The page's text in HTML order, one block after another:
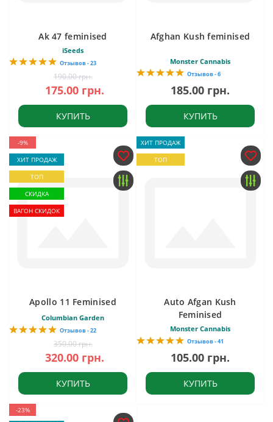
Ak 47 feminised
iSeeds
Отзывов - 23
190.00 грн.
175.00 грн.
КУПИТЬ
Afghan Kush feminised
Monster Cannabis
Отзывов - 6
185.00 грн.
КУПИТЬ
-9%
ХИТ ПРОДАЖ
ТОП
СКИДКА
ВАГОН СКИДОК
Apollo 11 Feminised
Columbian Garden
Отзывов - 22
350.00 грн.
320.00 грн.
КУПИТЬ
ХИТ ПРОДАЖ
ТОП
Auto Afgan Kush
Feminised
Monster Cannabis
Отзывов - 41
105.00 грн.
КУПИТЬ
-23%